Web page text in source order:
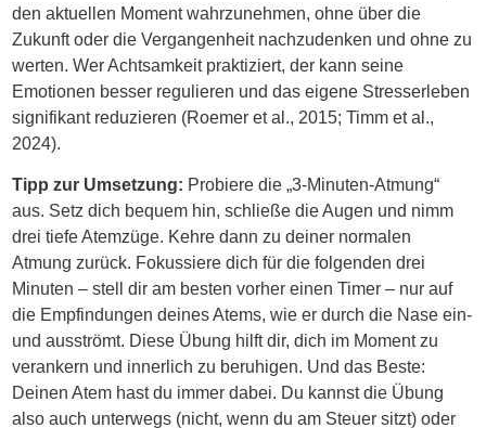
den aktuellen Moment wahrzunehmen, ohne über die
Zukunft oder die Vergangenheit nachzudenken und ohne zu
werten. Wer Achtsamkeit praktiziert, der kann seine
Emotionen besser regulieren und das eigene Stresserleben
signifikant reduzieren (Roemer et al., 2015; Timm et al.,
2024).
Tipp zur Umsetzung: Probiere die „3-Minuten-Atmung“
aus. Setz dich bequem hin, schließe die Augen und nimm
drei tiefe Atemzüge. Kehre dann zu deiner normalen
Atmung zurück. Fokussiere dich für die folgenden drei
Minuten – stell dir am besten vorher einen Timer – nur auf
die Empfindungen deines Atems, wie er durch die Nase ein-
und ausströmt. Diese Übung hilft dir, dich im Moment zu
verankern und innerlich zu beruhigen. Und das Beste:
Deinen Atem hast du immer dabei. Du kannst die Übung
also auch unterwegs (nicht, wenn du am Steuer sitzt) oder